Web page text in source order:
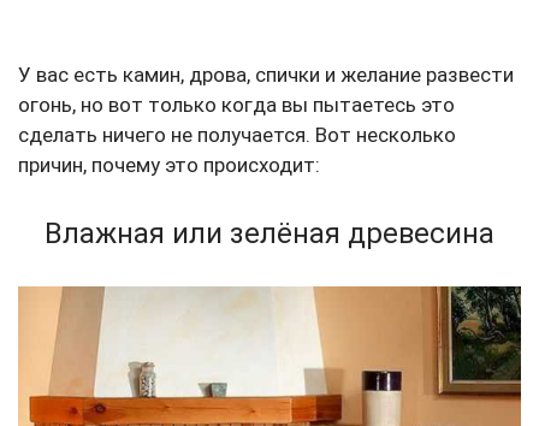
У вас есть камин, дрова, спички и желание развести
огонь, но вот только когда вы пытаетесь это
сделать ничего не получается. Вот несколько
причин, почему это происходит:
Влажная или зелёная древесина